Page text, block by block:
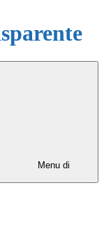
Menu di